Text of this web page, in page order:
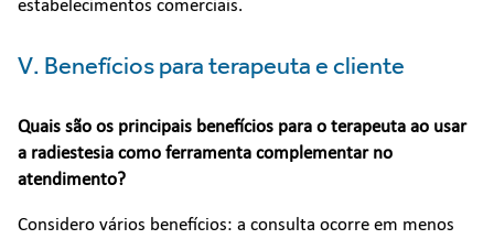
estabelecimentos comerciais.
V. Benefícios para terapeuta e cliente
Quais são os principais benefícios para o terapeuta ao usar
a radiestesia como ferramenta complementar no
atendimento?
Considero vários benefícios: a consulta ocorre em menos